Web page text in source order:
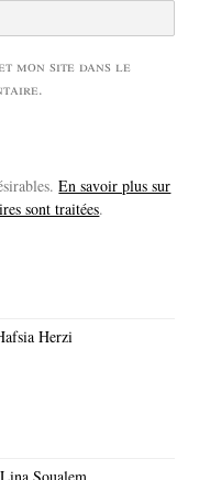
mon site dans le
En savoir plus sur
sont traitées.
Herzi